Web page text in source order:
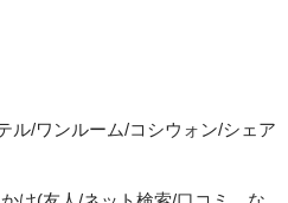
ル/ワンルーム/コシウォン/シェア